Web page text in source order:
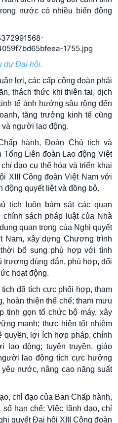
nước có nhiều biến động
dự Đại hội.
lợi, các cấp công đoàn phải
thách thức khi thiên tai, dịch
tế ảnh hưởng sâu rộng đến
tăng trưởng kinh tế cũng
người lao động.
hành, Đoàn Chủ tịch và
Liên đoàn Lao động Việt
đạo cụ thể hóa và triển khai
XIII Công đoàn Việt Nam với
động quyết liệt và đồng bộ.
tịch luôn bám sát các quan
sách pháp luật của Nhà
quan trọng của Nghị quyết
Nam, xây dựng Chương trình
bổ sung phù hợp với tình
trương đúng đắn, phù hợp, đổi
hoạt động.
đã tích cực phối hợp, tham
hoàn thiện thể chế; tham mưu
tinh gọn tổ chức bộ máy, xây
mạnh; thực hiện tốt nhiệm
quyền, lợi ích hợp pháp, chính
lao động; tuyên truyền, giáo
lao động tích cực hưởng
nước, nâng cao năng suất
chỉ đạo của Ban Chấp hành,
hạn chế: Việc lãnh đạo, chỉ
quyết Đại hội XIII Công đoàn